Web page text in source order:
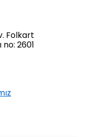
Folkart
2601